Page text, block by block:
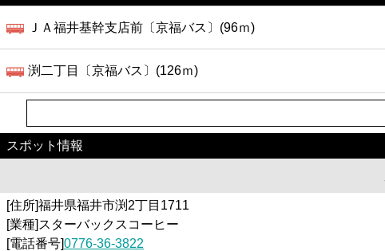
ＪＡ福井基幹支店前〔京福バス〕(96ｍ)
渕二丁目〔京福バス〕(126ｍ)
スポット情報
[住所]福井県福井市渕2丁目1711
[業種]スターバックスコーヒー
[電話番号]0776-36-3822